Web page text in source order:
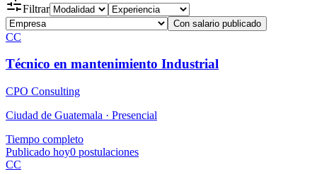
Filtrar
Con salario publicado
CC
Técnico en mantenimiento Industrial
CPO Consulting
Ciudad de Guatemala · Presencial
Tiempo completo
Publicado hoy0 postulaciones
CC